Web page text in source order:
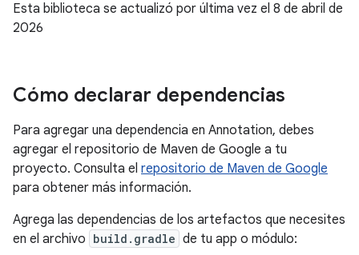
Esta biblioteca se actualizó por última vez el 8 de abril de
2026
Cómo declarar dependencias
Para agregar una dependencia en Annotation, debes
agregar el repositorio de Maven de Google a tu
proyecto. Consulta el repositorio de Maven de Google
para obtener más información.
Agrega las dependencias de los artefactos que necesites
en el archivo build.gradle de tu app o módulo: